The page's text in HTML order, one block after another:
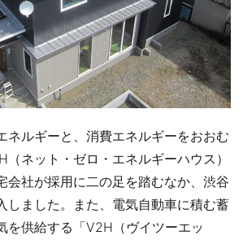
ネルギーと、消費エネルギーをおおむ
（ネット・ゼロ・エネルギーハウス）
会社が採用に二の足を踏むなか、渋谷
しました。また、電気自動車に積む蓄
を供給する「V2H（ヴイツーエッ